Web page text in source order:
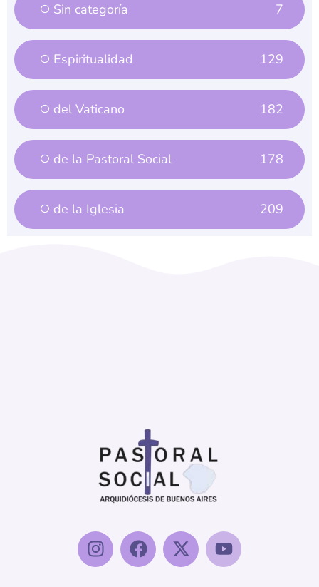
Sin categoría 7
Espiritualidad 129
del Vaticano 182
de la Pastoral Social 178
de la Iglesia 209